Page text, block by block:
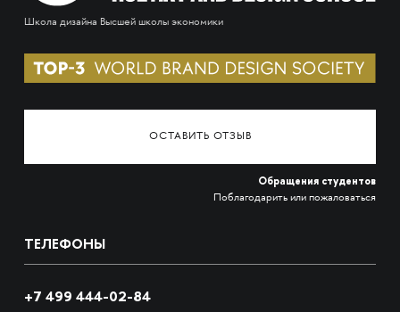
Школа дизайна Высшей школы экономики
ОСТАВИТЬ ОТЗЫВ
Обращения студентов
Поблагодарить или пожаловаться
ТЕЛЕФОНЫ
+7 499 444-02-84